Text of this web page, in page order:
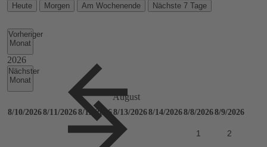
Heute Morgen Am Wochenende Nächste 7 Tage
Vorheriger
Monat
Nächster
Monat